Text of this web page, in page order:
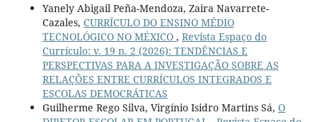
Yanely Abigail Peña-Mendoza, Zaira Navarrete-
Cazales, CURRÍCULO DO ENSINO MÉDIO
TECNOLÓGICO NO MÉXICO , Revista Espaço do
Currículo: v. 19 n. 2 (2026): TENDÊNCIAS E
PERSPECTIVAS PARA A INVESTIGAÇÃO SOBRE AS
RELAÇÕES ENTRE CURRÍCULOS INTEGRADOS E
ESCOLAS DEMOCRÁTICAS
Guilherme Rego Silva, Virgínio Isidro Martins Sá, O